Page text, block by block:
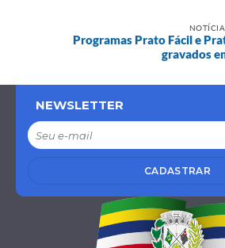
Programas Prato Fácil e
gravados
NEWSLETTER
CADASTRAR